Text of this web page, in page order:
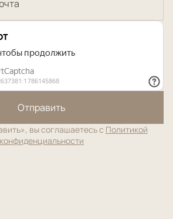
Отправить
вы соглашаетесь с Политикой
конфиденциальности